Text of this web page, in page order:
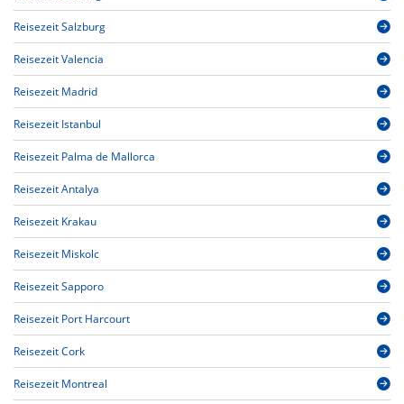
Reisezeit Salzburg
Reisezeit Valencia
Reisezeit Madrid
Reisezeit Istanbul
Reisezeit Palma de Mallorca
Reisezeit Antalya
Reisezeit Krakau
Reisezeit Miskolc
Reisezeit Sapporo
Reisezeit Port Harcourt
Reisezeit Cork
Reisezeit Montreal